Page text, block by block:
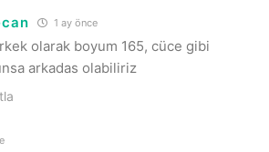
1 ay önce
olarak boyum 165, cüce gibi
arkadas olabiliriz